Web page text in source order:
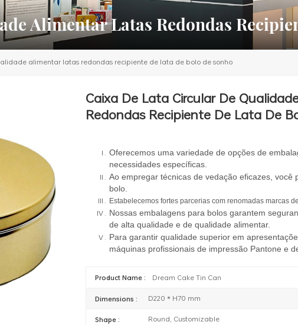
Alimentar Latas Redondas
alimentar latas redondas recipiente de lata de bolo de sonho
Caixa De Lata Circular De
Redondas Recipiente De Lata De
Oferecemos uma variedade de opções de
necessidades específicas.
Ao empregar técnicas de vedação eficazes, você
bolo.
Estabelecemos fortes parcerias com renomadas marcas
Nossas embalagens para bolos garantem
de alta qualidade e de qualidade alimentar.
Para garantir qualidade superior em
máquinas profissionais de impressão Pantone e
Product Name : Dream Cake Tin Can
Dimensions : D220 * H70 mm
Shape : Round, Customizable